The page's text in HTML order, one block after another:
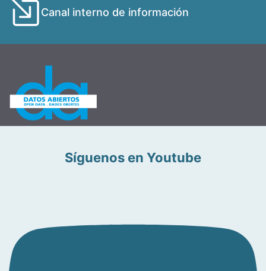
Canal interno de información
Síguenos en Youtube